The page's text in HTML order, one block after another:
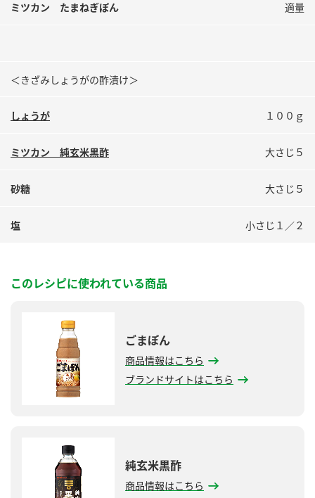
ミツカン たまねぎぽん 適量
＜きざみしょうがの酢漬け＞
しょうが １００ｇ
ミツカン 純玄米黒酢 大さじ５
砂糖 大さじ５
塩 小さじ１／２
このレシピに使われている商品
ごまぽん
商品情報はこちら
ブランドサイトはこちら
純玄米黒酢
商品情報はこちら